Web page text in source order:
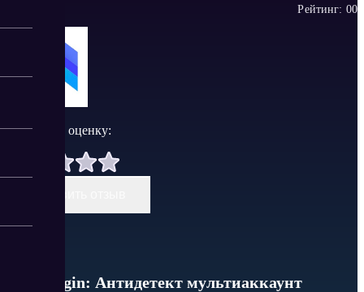
Рейтинг: 00
Поставить оценку:
MoreLogin: Антидетект мультиаккаунт